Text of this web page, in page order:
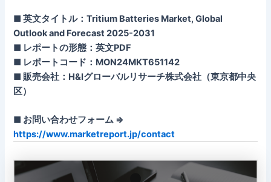
■ 英文タイトル：Tritium Batteries Market, Global
Outlook and Forecast 2025-2031
■ レポートの形態：英文PDF
■ レポートコード：MON24MKT651142
■ 販売会社：H&Iグローバルリサーチ株式会社（東京都中央
区）
■ お問い合わせフォーム ⇒
https://www.marketreport.jp/contact